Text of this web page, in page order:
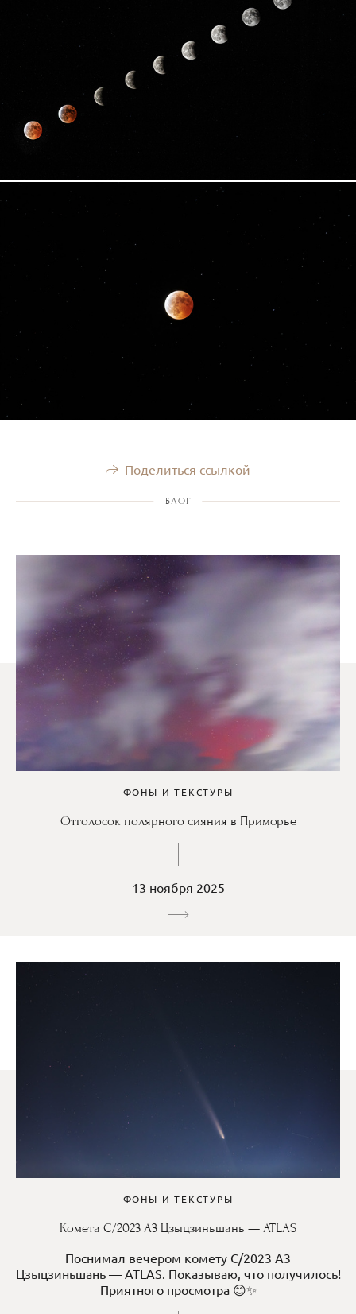
Поделиться ссылкой
БЛОГ
ФОНЫ И ТЕКСТУРЫ
Отголосок полярного сияния в Приморье
13 ноября 2025
ФОНЫ И ТЕКСТУРЫ
Комета C/2023 A3 Цзыцзиньшань — ATLAS
Поснимал вечером комету C/2023 A3
Цзыцзиньшань — ATLAS. Показываю, что получилось!
Приятного просмотра 😊✨